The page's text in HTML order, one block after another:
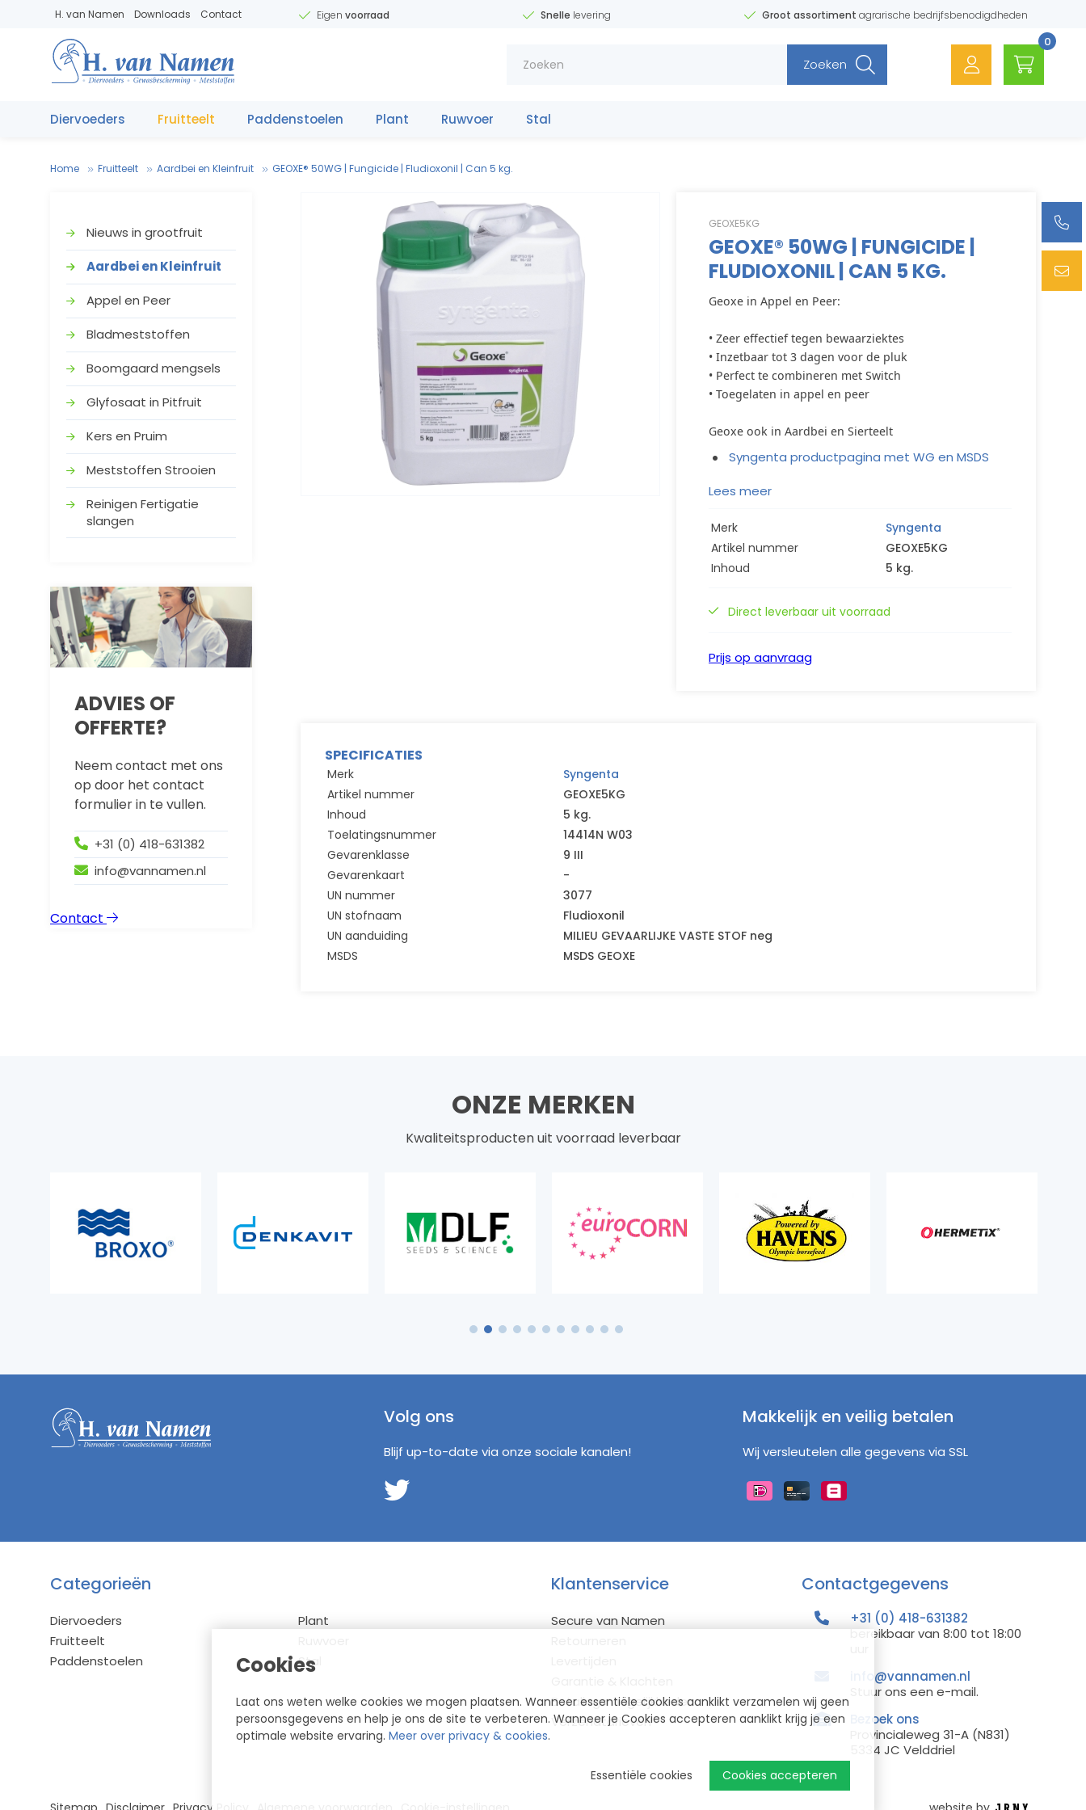
11
Meststo ffe
V.
Ve 31(0)653342 111
Cookies
Laat ons weten welke cookies we mogen plaatsen. Wanneer essentiële cookies aanklikt verzamelen wij geen
persoonsgegevens en help je ons de site te verbeteren. Wanneer je Cookies accepteren aanklikt krijg je een
optimale website ervaring. Meer over privacy & cookies.
Cookies accepteren
Essentiële cookies
H. van Namen Downloads Contact Eigen voorraad Snelle levering Groot assortiment agrarische bedrijfsbenodigdheden
0
Zoeken
Diervoeders Fruitteelt Paddenstoelen Plant Ruwvoer Stal
Home Fruitteelt Aardbei en Kleinfruit GEOXE® 50WG | Fungicide | Fludioxonil | Can 5 kg.
Nieuws in grootfruit
Aardbei en Kleinfruit
Appel en Peer
Bladmeststoffen
Boomgaard mengsels
Glyfosaat in Pitfruit
Kers en Pruim
Meststoffen Strooien
Reinigen Fertigatie
slangen
ADVIES OF
OFFERTE?
Neem contact met ons
op door het contact
formulier in te vullen.
+31 (0) 418-631382
info@vannamen.nl
Contact
GEOXE5KG
GEOXE® 50WG | FUNGICIDE |
FLUDIOXONIL | CAN 5 KG.
Geoxe in Appel en Peer:
• Zeer effectief tegen bewaarziektes
• Inzetbaar tot 3 dagen voor de pluk
• Perfect te combineren met Switch
• Toegelaten in appel en peer
Geoxe ook in Aardbei en Sierteelt
Syngenta productpagina met WG en MSDS
Lees meer
Merk
Syngenta
Artikel nummer
GEOXE5KG
Inhoud
5 kg.
Direct leverbaar uit voorraad
Prijs op aanvraag
SPECIFICATIES
Merk
Syngenta
Artikel nummer
GEOXE5KG
Inhoud
5 kg.
Toelatingsnummer
14414N W03
Gevarenklasse
9 III
Gevarenkaart
-
UN nummer
3077
UN stofnaam
Fludioxonil
UN aanduiding
MILIEU GEVAARLIJKE VASTE STOF neg
MSDS
MSDS GEOXE
ONZE MERKEN
Kwaliteitsproducten uit voorraad leverbaar
1 2 3 4 5 6 7 8 9 10 11
Volg ons
Blijf up-to-date via onze sociale kanalen!
Makkelijk en veilig betalen
Wij versleutelen alle gegevens via SSL
Categorieën
Diervoeders
Fruitteelt
Paddenstoelen
Plant
Stal
Klantenservice
Secure van Namen
Betalingsmogelijkheden
Verzendtarieven
Contactgegevens
+31 (0) 418-631382
bereikbaar van 8:00 tot 18:00
info@vannamen.nl
Stuur ons een e-mail.
Bezoek ons
Provincialeweg 31-A (N831)
5334 JC Velddriel